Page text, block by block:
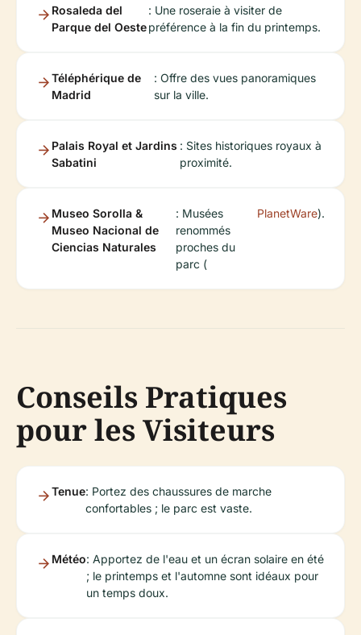
Rosaleda del
Parque del Oeste
: Une roseraie à visiter de
préférence à la fin du printemps.
Téléphérique de
Madrid
: Offre des vues panoramiques
sur la ville.
Palais Royal et Jardins
Sabatini
: Sites historiques royaux à
proximité.
Museo Sorolla &
Museo Nacional de
Ciencias Naturales
: Musées
renommés
proches du
parc (
PlanetWare).
Conseils Pratiques
pour les Visiteurs
Tenue: Portez des chaussures de marche
confortables ; le parc est vaste.
Météo: Apportez de l'eau et un écran solaire en été
; le printemps et l'automne sont idéaux pour
un temps doux.